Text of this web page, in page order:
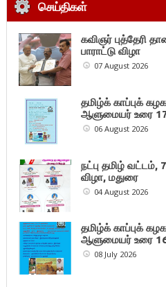
செய்திகள்
கவிஞர் புத்தேரி
பாராட்டு விழா
07 August 2026
தமிழ்க் காப்புக்
ஆளுமையர் உரை
06 August 2026
நட்பு தமிழ்
விழா, மதுரை
04 August 2026
தமிழ்க் காப்புக்
ஆளுமையர் உரை
08 July 2026